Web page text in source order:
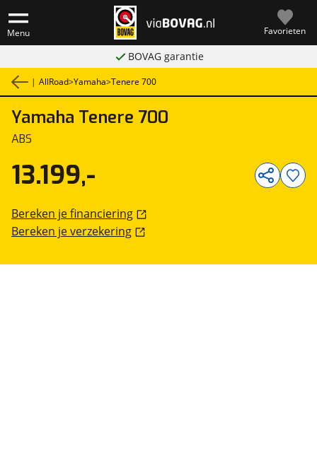
Menu Favorieten
BOVAG garantie
| AllRoad>Yamaha>Tenere 700
Yamaha Tenere 700
ABS
13.199,-
Bereken je financiering
Bereken je verzekering